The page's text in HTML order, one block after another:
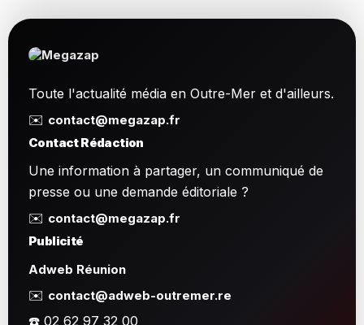
Toute l'actualité média en Outre-Mer et d'ailleurs.
✉️ contact@megazap.fr
Contact Rédaction
Une information à partager, un communiqué de
presse ou une demande éditoriale ?
✉️ contact@megazap.fr
Publicité
Adweb Réunion
✉️ contact@adweb-outremer.re
☎️ 02 62 97 32 00